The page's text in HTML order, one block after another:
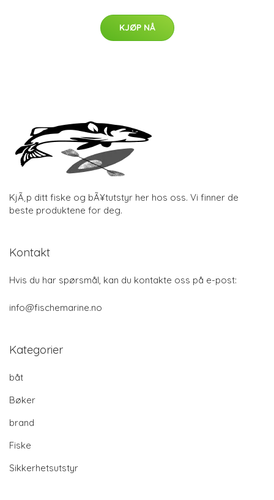
KJØP NÅ
KjÃ¸p ditt fiske og bÃ¥tutstyr her hos oss. Vi finner de
beste produktene for deg.
Kontakt
Hvis du har spørsmål, kan du kontakte oss på e-post:
info@fischemarine.no
Kategorier
båt
Bøker
brand
Fiske
Sikkerhetsutstyr